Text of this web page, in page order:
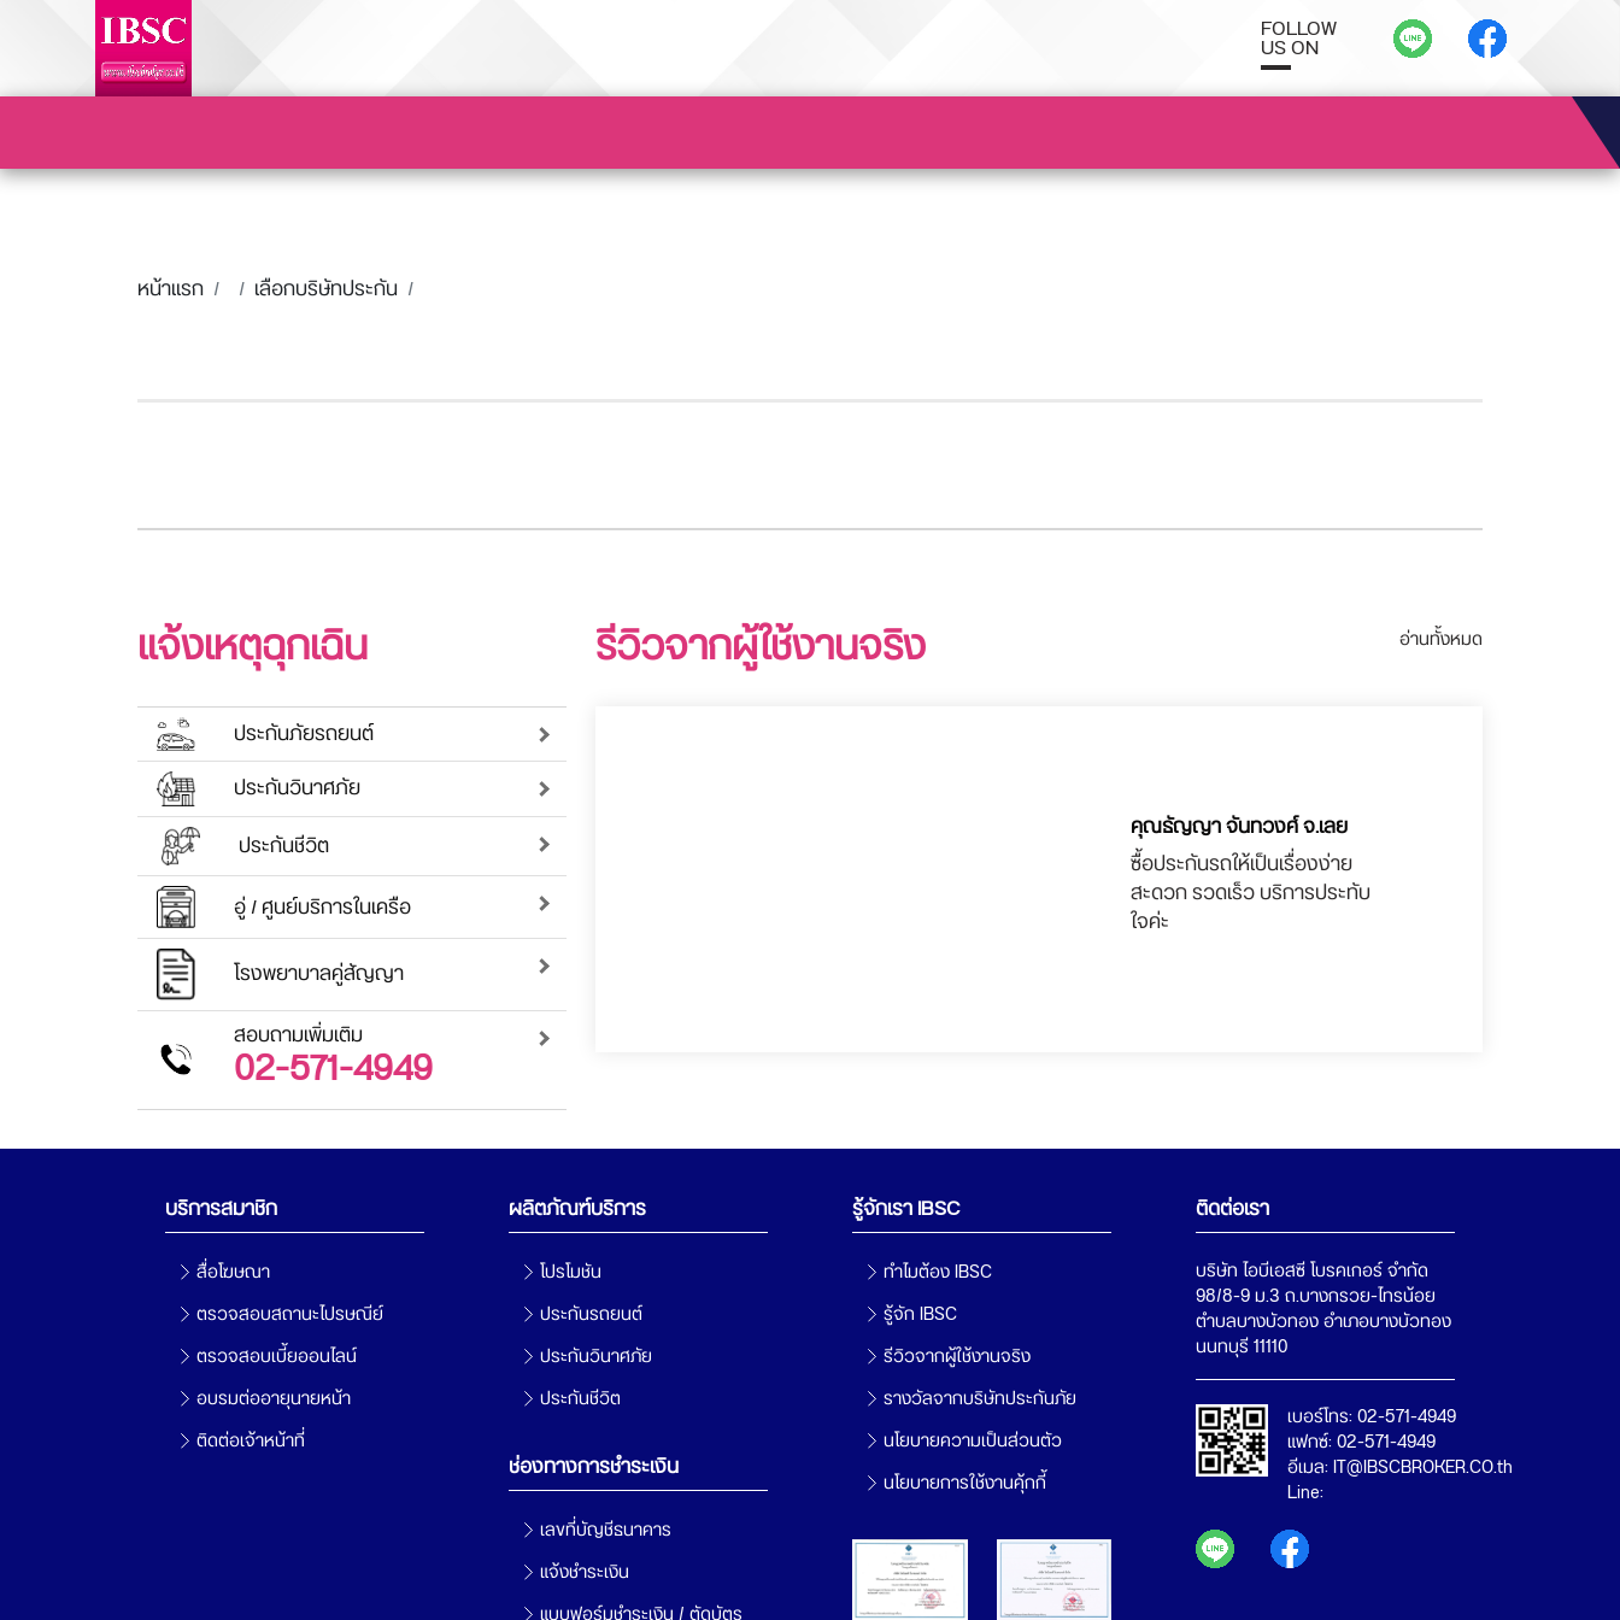
FOLLOW
US ON
หน้าแรก เลือกบริษัทประกัน
แจ้งเหตุฉุกเฉิน
ประกันภัยรถยนต์
ประกันวินาศภัย
ประกันชีวิต
อู่ / ศูนย์บริการในเครือ
โรงพยาบาลคู่สัญญา
สอบถามเพิ่มเติม
02-571-4949
รีวิวจากผู้ใช้งานจริง อ่านทั้งหมด
คุณธัญญา จันทวงศ์ จ.เลย
ซื้อประกันรถให้เป็นเรื่องง่าย
สะดวก รวดเร็ว บริการประทับ
ใจค่ะ
บริการสมาชิก
สื่อโฆษณา
ตรวจสอบสถานะไปรษณีย์
ตรวจสอบเบี้ยออนไลน์
อบรมต่ออายุนายหน้า
ติดต่อเจ้าหน้าที่
ผลิตภัณฑ์บริการ
โปรโมชัน
ประกันรถยนต์
ประกันวินาศภัย
ประกันชีวิต
ช่องทางการชำระเงิน
เลขที่บัญชีธนาคาร
แจ้งชำระเงิน
แบบฟอร์มชำระเงิน / ตัดบัตร
รู้จักเรา IBSC
ทำไมต้อง IBSC
รู้จัก IBSC
รีวิวจากผู้ใช้งานจริง
รางวัลจากบริษัทประกันภัย
นโยบายความเป็นส่วนตัว
นโยบายการใช้งานคุ้กกี้
ติดต่อเรา
บริษัท ไอบีเอสซี โบรคเกอร์ จำกัด
98/8-9 ม.3 ถ.บางกรวย-ไทรน้อย
ตำบลบางบัวทอง อำเภอบางบัวทอง
เบอร์โทร: 02-571-4949
แฟกซ์: 02-571-4949
อีเมล: IT@IBSCBROKER.CO.th
Line: